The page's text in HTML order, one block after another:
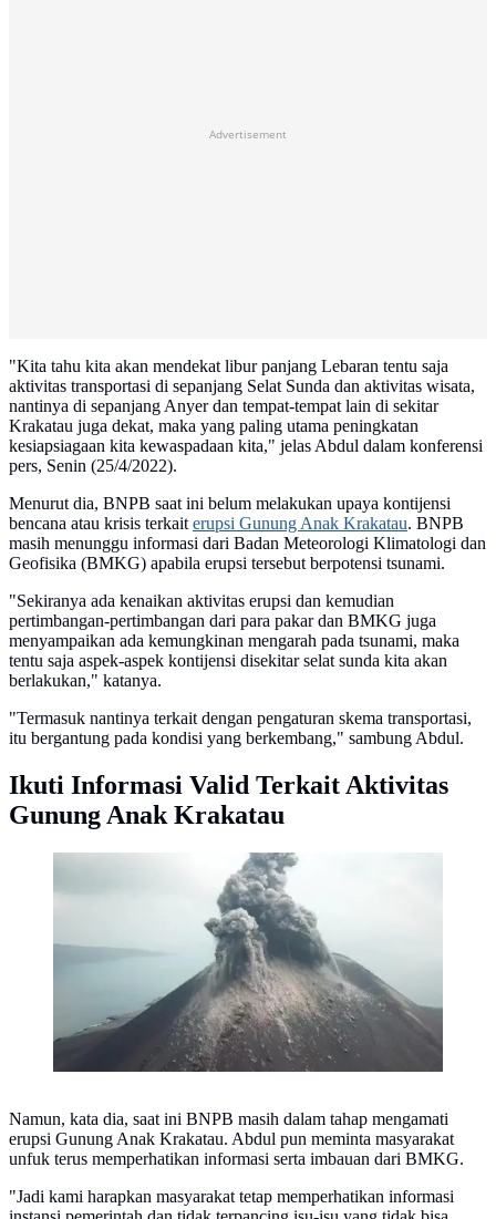
Advertisement
"Kita tahu kita akan mendekat libur panjang Lebaran tentu saja
aktivitas transportasi di sepanjang Selat Sunda dan aktivitas wisata,
nantinya di sepanjang Anyer dan tempat-tempat lain di sekitar
Krakatau juga dekat, maka yang paling utama peningkatan
kesiapsiagaan kita kewaspadaan kita," jelas Abdul dalam konferensi
pers, Senin (25/4/2022).
Menurut dia, BNPB saat ini belum melakukan upaya kontijensi
bencana atau krisis terkaiterupsi Gunung Anak Krakatau. BNPB
masih menunggu informasi dari Badan Meteorologi Klimatologi dan
Geofisika (BMKG) apabila erupsi tersebut berpotensi tsunami.
"Sekiranya ada kenaikan aktivitas erupsi dan kemudian
pertimbangan-pertimbangan dari para pakar dan BMKG juga
menyampaikan ada kemungkinan mengarah pada tsunami, maka
tentu saja aspek-aspek kontijensi disekitar selat sunda kita akan
berlakukan," katanya.
"Termasuk nantinya terkait dengan pengaturan skema transportasi,
itu bergantung pada kondisi yang berkembang," sambung Abdul.
Ikuti Informasi Valid Terkait Aktivitas
Gunung Anak Krakatau
Gunung Anak Krakatau. (dok BNPB)
Namun, kata dia, saat ini BNPB masih dalam tahap mengamati
erupsi Gunung Anak Krakatau. Abdul pun meminta masyarakat
unfuk terus memperhatikan informasi serta imbauan dari BMKG.
"Jadi kami harapkan masyarakat tetap memperhatikan informasi